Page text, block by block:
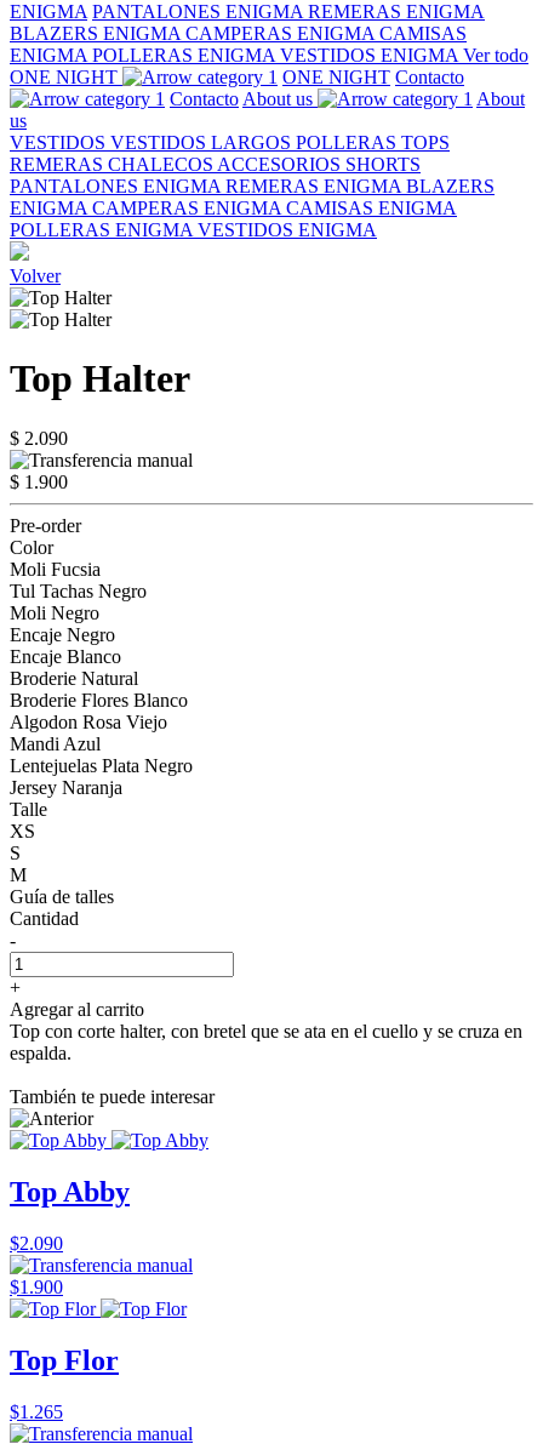
ENIGMA PANTALONES ENIGMA REMERAS ENIGMA
BLAZERS ENIGMA CAMPERAS ENIGMA CAMISAS
ENIGMA POLLERAS ENIGMA VESTIDOS ENIGMA Ver todo
ONE NIGHT
ONE NIGHT Contacto
Contacto About us
About
us
VESTIDOS VESTIDOS LARGOS POLLERAS TOPS
REMERAS CHALECOS ACCESORIOS SHORTS
PANTALONES ENIGMA REMERAS ENIGMA BLAZERS
ENIGMA CAMPERAS ENIGMA CAMISAS ENIGMA
POLLERAS ENIGMA VESTIDOS ENIGMA
Volver
Top Halter
$ 2.090
$ 1.900
Pre-order
Color
Moli Fucsia
Tul Tachas Negro
Moli Negro
Encaje Negro
Encaje Blanco
Broderie Natural
Broderie Flores Blanco
Algodon Rosa Viejo
Mandi Azul
Lentejuelas Plata Negro
Jersey Naranja
Talle
XS
S
M
Guía de talles
Cantidad
-
+
Agregar al carrito
Top con corte halter, con bretel que se ata en el cuello y se cruza en
espalda.
También te puede interesar
Top Abby
$2.090
$1.900
Top Flor
$1.265